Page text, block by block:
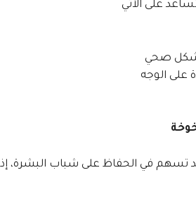
على الآتي
بشكل صحي
على الوجه
تسهم في الحفاظ على شباب البشرة، إذ